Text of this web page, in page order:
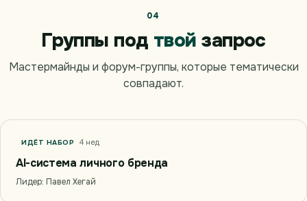
04
Группы под твой запрос
Мастермайнды и форум-группы, которые тематически
совпадают.
ИДЁТ НАБОР 4 нед
AI-система личного бренда
Лидер: Павел Хегай